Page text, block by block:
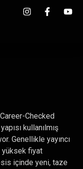
Checked
kullanılmış
Genellikle yayıncı
yüksek fiyat
içinde yeni, taze